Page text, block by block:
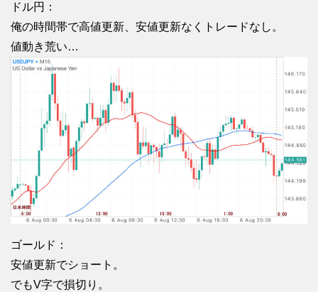
ドル円：
俺の時間帯で高値更新、安値更新なくトレードなし。
値動き荒い…
ゴールド：
安値更新でショート。
でもV字で損切り。